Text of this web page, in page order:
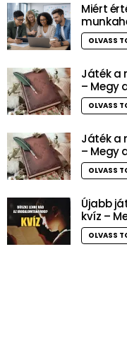
Miért
OLVASS
Játék a
– Megy
OLVASS
Játék a
– Megy
OLVASS
Újabb
kvíz –
OLVASS